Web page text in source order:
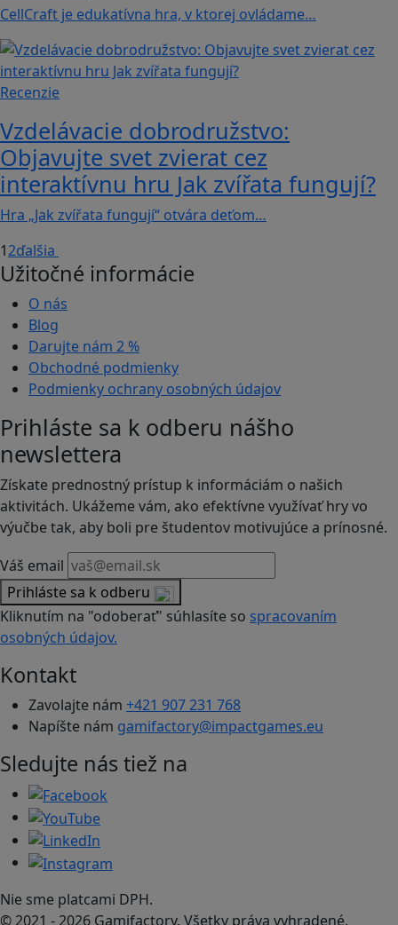
CellCraft je edukatívna hra, v ktorej ovládame…
Recenzie
Vzdelávacie dobrodružstvo:
Objavujte svet zvierat cez
interaktívnu hru Jak zvířata fungují?
Hra „Jak zvířata fungují“ otvára deťom…
12ďalšia
Užitočné informácie
O nás
Blog
Darujte nám 2 %
Obchodné podmienky
Podmienky ochrany osobných údajov
Prihláste sa k odberu nášho
newslettera
Získate prednostný prístup k informáciám o našich
aktivitách. Ukážeme vám, ako efektívne využívať hry vo
výučbe tak, aby boli pre študentov motivujúce a prínosné.
Váš email
Prihláste sa k odberu
Kliknutím na "odoberať" súhlasíte so spracovaním
osobných údajov.
Kontakt
Zavolajte nám +421 907 231 768
Napíšte nám gamifactory@impactgames.eu
Sledujte nás tiež na
Nie sme platcami DPH.
© 2021 - 2026 Gamifactory. Všetky práva vyhradené.